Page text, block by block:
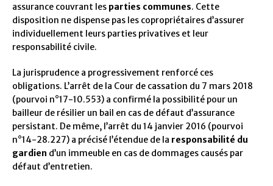
assurance couvrant les parties communes. Cette
disposition ne dispense pas les copropriétaires d’assurer
individuellement leurs parties privatives et leur
responsabilité civile.
La jurisprudence a progressivement renforcé ces
obligations. L’arrêt de la Cour de cassation du 7 mars 2018
(pourvoi n°17-10.553) a confirmé la possibilité pour un
bailleur de résilier un bail en cas de défaut d’assurance
persistant. De même, l’arrêt du 14 janvier 2016 (pourvoi
n°14-28.227) a précisé l’étendue de la responsabilité du
gardien d’un immeuble en cas de dommages causés par
défaut d’entretien.